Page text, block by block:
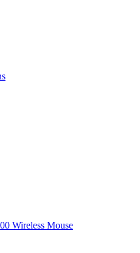
Wireless Mouse